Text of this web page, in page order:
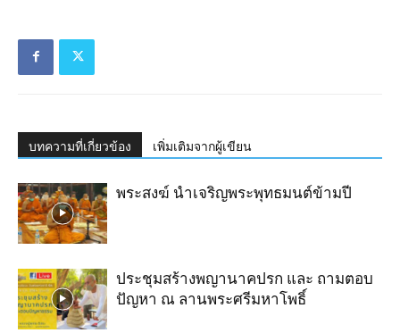
บทความที่เกี่ยวข้อง เพิ่มเติมจากผู้เขียน
พระสงฆ์ นำเจริญ​พระ​พุทธมนต์​ข้ามปี
ประชุมสร้างพญานาคปรก และ ถามตอบ
ปัญหา ณ ลานพระศรีมหาโพธิ์